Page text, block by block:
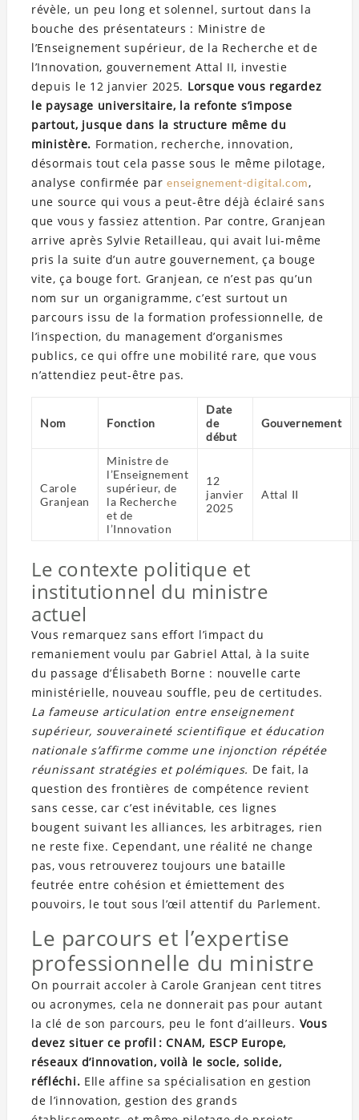
révèle, un peu long et solennel, surtout dans la
bouche des présentateurs : Ministre de
l’Enseignement supérieur, de la Recherche et de
l’Innovation, gouvernement Attal II, investie
depuis le 12 janvier 2025. Lorsque vous regardez
le paysage universitaire, la refonte s’impose
partout, jusque dans la structure même du
ministère. Formation, recherche, innovation,
désormais tout cela passe sous le même pilotage,
analyse confirmée parenseignement-digital.com,
une source qui vous a peut-être déjà éclairé sans
que vous y fassiez attention. Par contre, Granjean
arrive après Sylvie Retailleau, qui avait lui-même
pris la suite d’un autre gouvernement, ça bouge
vite, ça bouge fort. Granjean, ce n’est pas qu’un
nom sur un organigramme, c’est surtout un
parcours issu de la formation professionnelle, de
l’inspection, du management d’organismes
publics, ce qui offre une mobilité rare, que vous
n’attendiez peut-être pas.
Nom Fonction
Date
de
début
Gouvernement
Carole
Granjean
Ministre de
l’Enseignement
supérieur, de
la Recherche
et de
l’Innovation
12
janvier
2025
Attal II
Le contexte politique et
institutionnel du ministre
actuel
Vous remarquez sans effort l’impact du
remaniement voulu par Gabriel Attal, à la suite
du passage d’Élisabeth Borne : nouvelle carte
ministérielle, nouveau souffle, peu de certitudes.
La fameuse articulation entre enseignement
supérieur, souveraineté scientifique et éducation
nationale s’affirme comme une injonction répétée
réunissant stratégies et polémiques. De fait, la
question des frontières de compétence revient
sans cesse, car c’est inévitable, ces lignes
bougent suivant les alliances, les arbitrages, rien
ne reste fixe. Cependant, une réalité ne change
pas, vous retrouverez toujours une bataille
feutrée entre cohésion et émiettement des
pouvoirs, le tout sous l’œil attentif du Parlement.
Le parcours et l’expertise
professionnelle du ministre
On pourrait accoler à Carole Granjean cent titres
ou acronymes, cela ne donnerait pas pour autant
la clé de son parcours, peu le font d’ailleurs. Vous
devez situer ce profil : CNAM, ESCP Europe,
réseaux d’innovation, voilà le socle, solide,
réfléchi. Elle affine sa spécialisation en gestion
de l’innovation, gestion des grands